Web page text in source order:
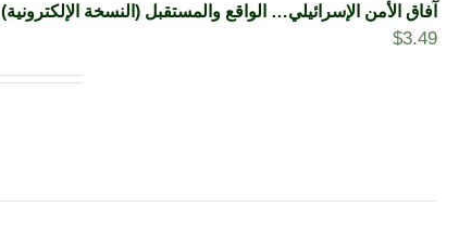
آفاق الأمن الإسرائيلي… الواقع والمستقبل (النسخة الإلكترونية)
$3.49